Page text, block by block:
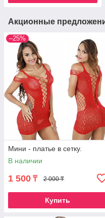
Акционные
–25%
Мини - платье в сетку.
В наличии
1 500 ₸ 2 000 ₸
Купить